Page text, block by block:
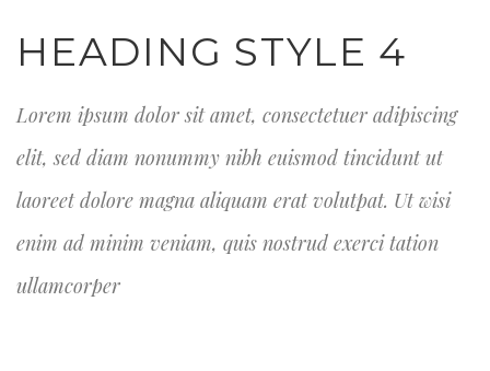
HEADING STYLE 4
Lorem ipsum dolor sit amet, consectetuer adipiscing
elit, sed diam nonummy nibh euismod tincidunt ut
laoreet dolore magna aliquam erat volutpat. Ut wisi
enim ad minim veniam, quis nostrud exerci tation
ullamcorper